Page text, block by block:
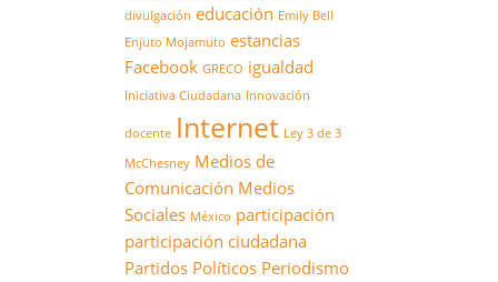
divulgación educación Emily Bell
Enjuto Mojamuto estancias
Facebook GRECO igualdad
Iniciativa Ciudadana Innovación
docente Internet Ley 3 de 3
McChesney Medios de
Comunicación Medios
Sociales México participación
participación ciudadana
Partidos Políticos Periodismo